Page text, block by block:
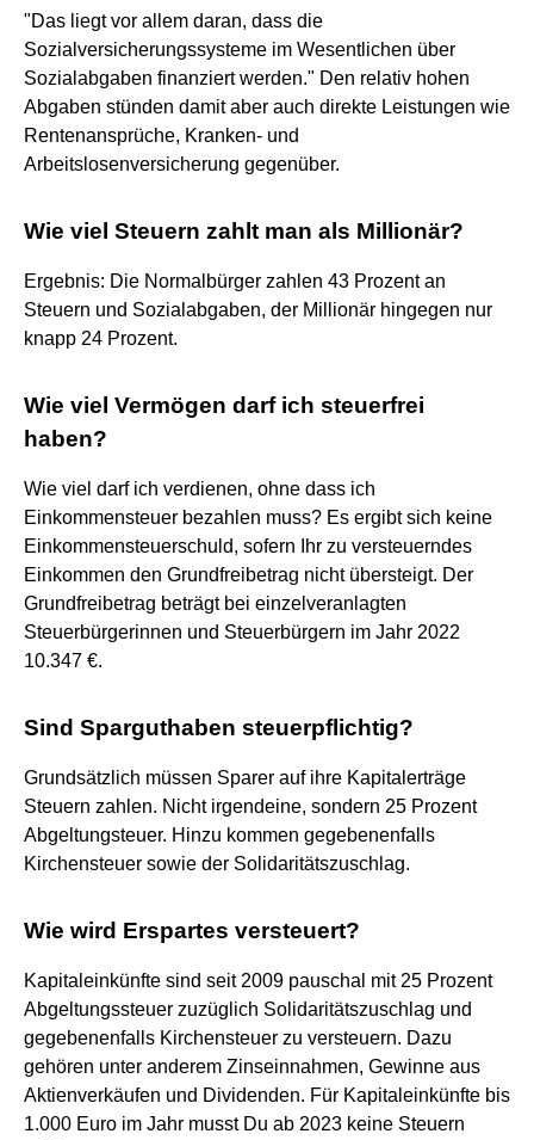
"Das liegt vor allem daran, dass die
Sozialversicherungssysteme im Wesentlichen über
Sozialabgaben finanziert werden." Den relativ hohen
Abgaben stünden damit aber auch direkte Leistungen wie
Rentenansprüche, Kranken- und
Arbeitslosenversicherung gegenüber.
Wie viel Steuern zahlt man als Millionär?
Ergebnis: Die Normalbürger zahlen 43 Prozent an
Steuern und Sozialabgaben, der Millionär hingegen nur
knapp 24 Prozent.
Wie viel Vermögen darf ich steuerfrei
haben?
Wie viel darf ich verdienen, ohne dass ich
Einkommensteuer bezahlen muss? Es ergibt sich keine
Einkommensteuerschuld, sofern Ihr zu versteuerndes
Einkommen den Grundfreibetrag nicht übersteigt. Der
Grundfreibetrag beträgt bei einzelveranlagten
Steuerbürgerinnen und Steuerbürgern im Jahr 2022
10.347 €.
Sind Sparguthaben steuerpflichtig?
Grundsätzlich müssen Sparer auf ihre Kapitalerträge
Steuern zahlen. Nicht irgendeine, sondern 25 Prozent
Abgeltungsteuer. Hinzu kommen gegebenenfalls
Kirchensteuer sowie der Solidaritätszuschlag.
Wie wird Erspartes versteuert?
Kapitaleinkünfte sind seit 2009 pauschal mit 25 Prozent
Abgeltungssteuer zuzüglich Solidaritätszuschlag und
gegebenenfalls Kirchensteuer zu versteuern. Dazu
gehören unter anderem Zinseinnahmen, Gewinne aus
Aktienverkäufen und Dividenden. Für Kapitaleinkünfte bis
1.000 Euro im Jahr musst Du ab 2023 keine Steuern